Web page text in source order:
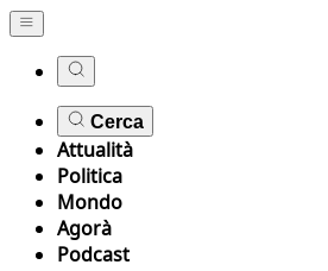
Cerca
Attualità
Politica
Mondo
Agorà
Podcast